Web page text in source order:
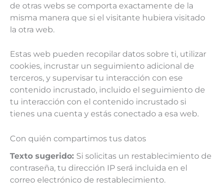
de otras webs se comporta exactamente de la
misma manera que si el visitante hubiera visitado
la otra web.
Estas web pueden recopilar datos sobre ti, utilizar
cookies, incrustar un seguimiento adicional de
terceros, y supervisar tu interacción con ese
contenido incrustado, incluido el seguimiento de
tu interacción con el contenido incrustado si
tienes una cuenta y estás conectado a esa web.
Con quién compartimos tus datos
Texto sugerido: Si solicitas un restablecimiento de
contraseña, tu dirección IP será incluida en el
correo electrónico de restablecimiento.